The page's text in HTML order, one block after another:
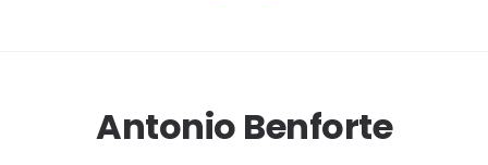
Antonio Benforte